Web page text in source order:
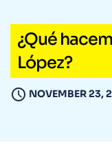
¿Qué
López?
NOVEMBER 23,